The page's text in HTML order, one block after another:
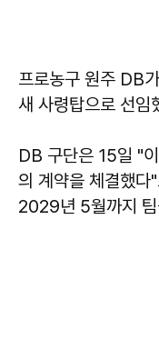
프로농구 원주 DB
새 사령탑으로 선임
DB 구단은 15일 "
의 계약을 체결했다
2029년 5월까지 팀